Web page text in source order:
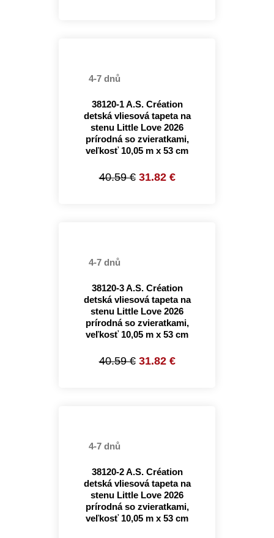
4-7 dnů
38120-1 A.S. Création
detská vliesová tapeta na
stenu Little Love 2026
prírodná so zvieratkami,
veľkosť 10,05 m x 53 cm
40.59 € 31.82 €
4-7 dnů
38120-3 A.S. Création
detská vliesová tapeta na
stenu Little Love 2026
prírodná so zvieratkami,
veľkosť 10,05 m x 53 cm
40.59 € 31.82 €
4-7 dnů
38120-2 A.S. Création
detská vliesová tapeta na
stenu Little Love 2026
prírodná so zvieratkami,
veľkosť 10,05 m x 53 cm